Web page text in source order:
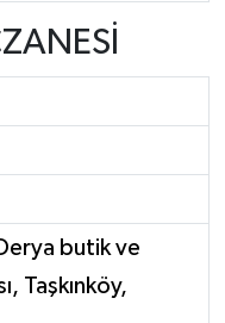
butik ve
Taşkınköy,